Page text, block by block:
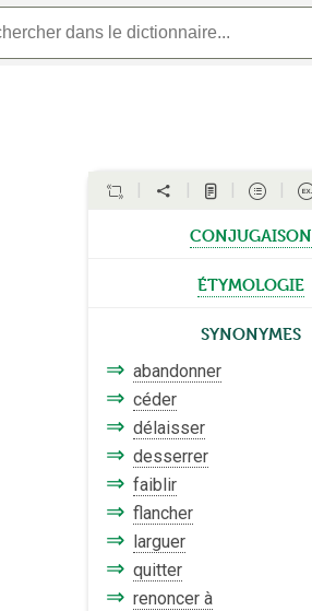
conjugaison
étymologie
Synonymes
⇒ abandonner
⇒ céder
⇒ délaisser
⇒ desserrer
⇒ faiblir
⇒ flancher
⇒ larguer
⇒ quitter
⇒ renoncer à